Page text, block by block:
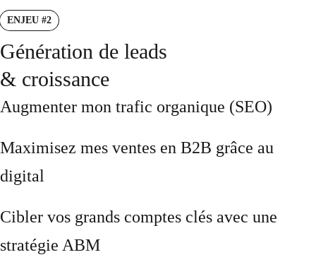
ENJEU #2
Génération de leads
& croissance
Augmenter mon trafic organique (SEO)
Maximisez mes ventes en B2B grâce au
digital
Cibler vos grands comptes clés avec une
stratégie ABM